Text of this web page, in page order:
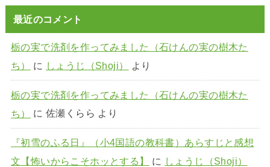
最近のコメント
栃の実で洗剤を作ってみました（石けんの実の樹木た
ち）
に しょうじ（Shoji） より
栃の実で洗剤を作ってみました（石けんの実の樹木た
ち）
に 佐瀬くらら より
『初雪のふる日』（小4国語の教科書）あらすじと感想
文【怖いからこそホッとする】
に しょうじ（Shoji）